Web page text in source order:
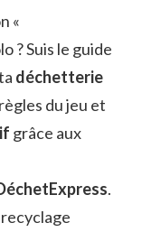
«
? Suis le guide
déchetterie
du jeu et
grâce aux
.